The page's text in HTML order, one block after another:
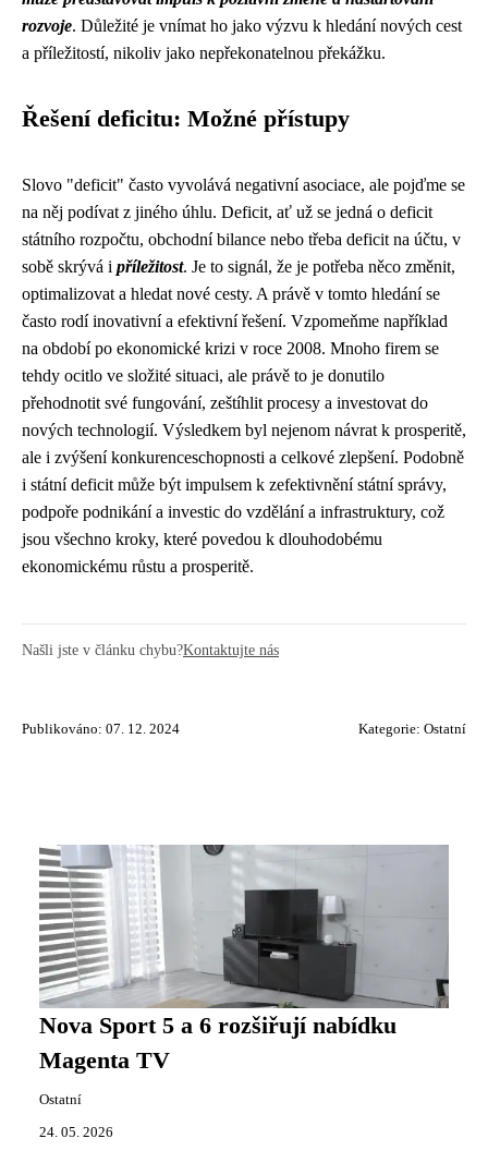
rozvoje. Důležité je vnímat ho jako výzvu k hledání nových cest
a příležitostí, nikoliv jako nepřekonatelnou překážku.
Řešení deficitu: Možné přístupy
Slovo "deficit" často vyvolává negativní asociace, ale pojďme se
na něj podívat z jiného úhlu. Deficit, ať už se jedná o deficit
státního rozpočtu, obchodní bilance nebo třeba deficit na účtu, v
sobě skrývá i příležitost. Je to signál, že je potřeba něco změnit,
optimalizovat a hledat nové cesty. A právě v tomto hledání se
často rodí inovativní a efektivní řešení. Vzpomeňme například
na období po ekonomické krizi v roce 2008. Mnoho firem se
tehdy ocitlo ve složité situaci, ale právě to je donutilo
přehodnotit své fungování, zeštíhlit procesy a investovat do
nových technologií. Výsledkem byl nejenom návrat k prosperitě,
ale i zvýšení konkurenceschopnosti a celkové zlepšení. Podobně
i státní deficit může být impulsem k zefektivnění státní správy,
podpoře podnikání a investic do vzdělání a infrastruktury, což
jsou všechno kroky, které povedou k dlouhodobému
ekonomickému růstu a prosperitě.
Našli jste v článku chybu?Kontaktujte nás
Publikováno: 07. 12. 2024 Kategorie: Ostatní
Nova Sport 5 a 6 rozšiřují nabídku
Magenta TV
Ostatní
24. 05. 2026